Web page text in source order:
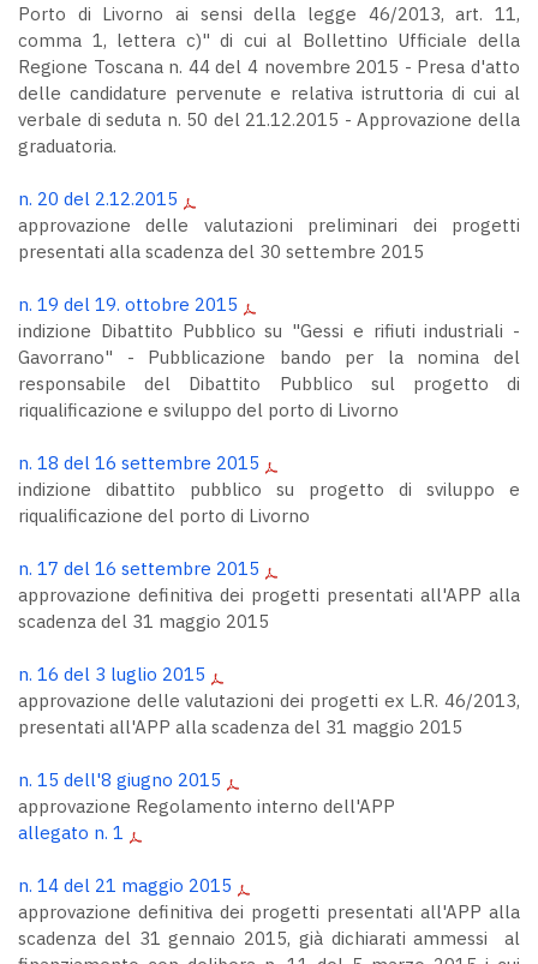
Porto di Livorno ai sensi della legge 46/2013, art. 11,
comma 1, lettera c)" di cui al Bollettino Ufficiale della
Regione Toscana n. 44 del 4 novembre 2015 - Presa d'atto
delle candidature pervenute e relativa istruttoria di cui al
verbale di seduta n. 50 del 21.12.2015 - Approvazione della
graduatoria.
n. 20 del 2.12.2015
approvazione delle valutazioni preliminari dei progetti
presentati alla scadenza del 30 settembre 2015
n. 19 del 19. ottobre 2015
indizione Dibattito Pubblico su "Gessi e rifiuti industriali -
Gavorrano" - Pubblicazione bando per la nomina del
responsabile del Dibattito Pubblico sul progetto di
riqualificazione e sviluppo del porto di Livorno
n. 18 del 16 settembre 2015
indizione dibattito pubblico su progetto di sviluppo e
riqualificazione del porto di Livorno
n. 17 del 16 settembre 2015
approvazione definitiva dei progetti presentati all'APP alla
scadenza del 31 maggio 2015
n. 16 del 3 luglio 2015
approvazione delle valutazioni dei progetti ex L.R. 46/2013,
presentati all'APP alla scadenza del 31 maggio 2015
n. 15 dell'8 giugno 2015
approvazione Regolamento interno dell'APP
allegato n. 1
n. 14 del 21 maggio 2015
approvazione definitiva dei progetti presentati all'APP alla
scadenza del 31 gennaio 2015, già dichiarati ammessi al